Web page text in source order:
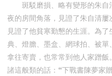
斑駁磨損、略有變形的朱
夜的房間角落，見證了朱自清
見證了他貧寒勤懇的生涯。為
典、燈膽、墨盒、網球拍、被
拿往寄賣，也常常到他人家蹭
諸這般類的話：“下戰書陳夢家